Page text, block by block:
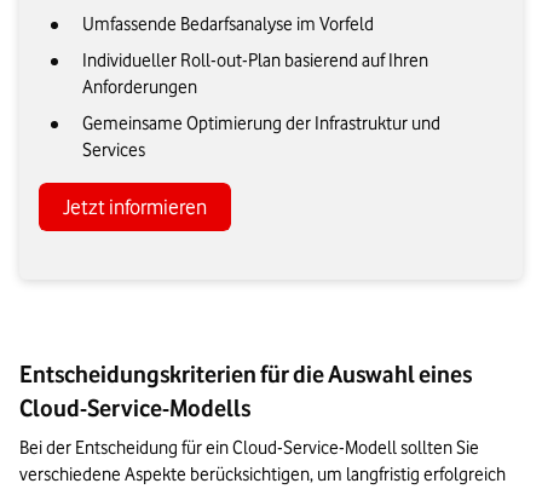
Umfassende Bedarfsanalyse im Vorfeld
Individueller Roll-out-Plan basierend auf Ihren
Anforderungen
Gemeinsame Optimierung der Infrastruktur und
Services
Jetzt informieren
Entscheidungskriterien für die Auswahl eines
Cloud-Service-Modells
Bei der Entscheidung für ein Cloud-Service-Modell sollten Sie
verschiedene Aspekte berücksichtigen, um langfristig erfolgreich